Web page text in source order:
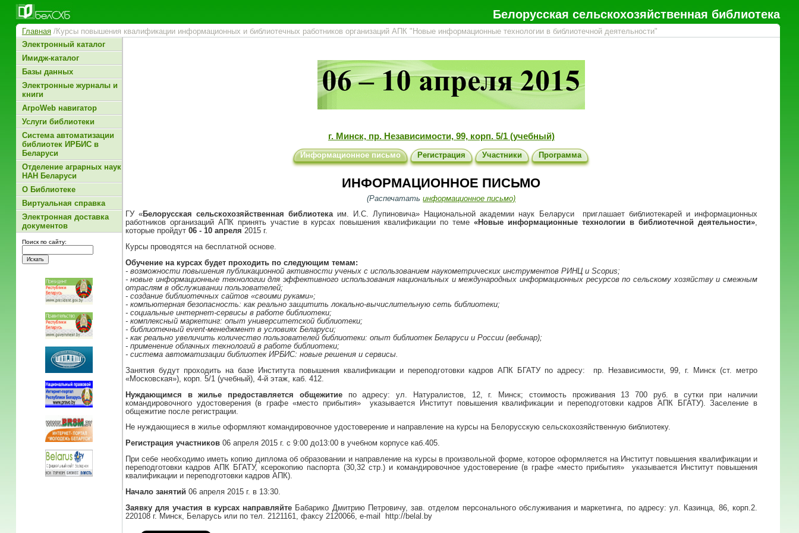
Главная/Курсы повышения квалификации информационных и библиотечных работников организаций АПК "Новые информационные технологии в библиотечной деятельности"
Белорусская сельскохозяйственная библиотека
Электронный каталог
Имидж-каталог
Базы данных
Электронные журналы и
книги
АгроWeb навигатор
Услуги библиотеки
Система автоматизации
библиотек ИРБИС в
Беларуси
Отделение аграрных наук
НАН Беларуси
О Библиотеке
Виртуальная справка
Электронная доставка
документов
Поиск по сайту:
г. Минск, пр. Независимости, 99, корп. 5/1 (учебный)
Информационное письмо Регистрация Участники Программа
ИНФОРМАЦИОННОЕ ПИСЬМО
(Распечататьинформационное письмо)
ГУ «Белорусская сельскохозяйственная библиотекаим. И.С. Лупиновича» Национальной академии наук Беларуси приглашает библиотекарей и информационных
работников организаций АПК принять участие в курсах повышения квалификации по теме«Новые информационные технологии в библиотечной деятельности»,
которые пройдут 06 - 10 апреля 2015 г.
Курсы проводятся на бесплатной основе.
Обучение на курсах будет проходить по следующим темам:
- возможности повышения публикационной активности ученых с использованием наукометрических инструментов РИНЦ и Scopus;
- новые информационные технологии для эффективного использования национальных и международных информационных ресурсов по сельскому хозяйству и смежным
отраслям в обслуживании пользователей;
- создание библиотечных сайтов «своими руками»;
- компьютерная безопасность: как реально защитить локально-вычислительную сеть библиотеки;
- социальные интернет-сервисы в работе библиотеки;
- комплексный маркетинг: опыт университетской библиотеки;
- библиотечный event-менеджмент в условиях Беларуси;
- как реально увеличить количество пользователей библиотеки: опыт библиотек Беларуси и России (вебинар);
- применение облачных технологий в работе библиотеки;
- система автоматизации библиотек ИРБИС: новые решения и сервисы.
Занятия будут проходить на базе Института повышения квалификации и переподготовки кадров АПК БГАТУ по адресу: пр. Независимости, 99, г. Минск (ст. метро
«Московская»), корп. 5/1 (учебный), 4-й этаж, каб. 412.
Нуждающимся в жилье предоставляется общежитие по адресу: ул. Натуралистов, 12, г. Минск; стоимость проживания 13 700 руб. в сутки при наличии
командировочного удостоверения (в графе «место прибытия» указывается Институт повышения квалификации и переподготовки кадров АПК БГАТУ). Заселение в
общежитие после регистрации.
Не нуждающиеся в жилье оформляют командировочное удостоверение и направление на курсы на Белорусскую сельскохозяйственную библиотеку.
Регистрация участников06 апреля 2015 г. с 9:00 до13:00 в учебном корпусе каб.405.
При себе необходимо иметь копию диплома об образовании и направление на курсы в произвольной форме, которое оформляется на Институт повышения квалификации и
переподготовки кадров АПК БГАТУ, ксерокопию паспорта (30,32 стр.) и командировочное удостоверение (в графе «место прибытия» указывается Институт повышения
квалификации и переподготовки кадров АПК).
Начало занятий 06 апреля 2015 г. в 13:30.
Заявку для участия в курсах направляйте Бабарико Дмитрию Петровичу, зав. отделом персонального обслуживания и маркетинга, по адресу: ул. Казинца, 86, корп.2.
220108 г. Минск, Беларусь или по тел. 2121161, факсу 2120066, e-mail
http://belal.by